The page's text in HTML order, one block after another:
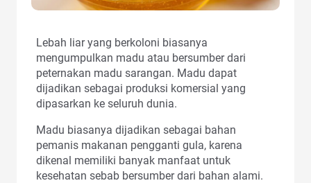
Lebah liar yang berkoloni biasanya
mengumpulkan madu atau bersumber dari
peternakan madu sarangan. Madu dapat
dijadikan sebagai produksi komersial yang
dipasarkan ke seluruh dunia.
Madu biasanya dijadikan sebagai bahan
pemanis makanan pengganti gula, karena
dikenal memiliki banyak manfaat untuk
kesehatan sebab bersumber dari bahan alami.